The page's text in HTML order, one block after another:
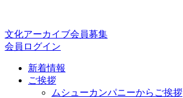
文化アーカイブ会員募集
会員ログイン
新着情報
ご挨拶
ムシューカンパニーからご挨拶